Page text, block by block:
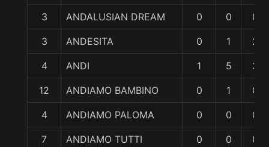
3 ANDALUSIAN DREAM 0 0 0
3 ANDESITA 0 1 2
4 ANDI 1 5 3
12 ANDIAMO BAMBINO 0 1 0
4 ANDIAMO PALOMA 0 0 0
7 ANDIAMO TUTTI 0 0 0